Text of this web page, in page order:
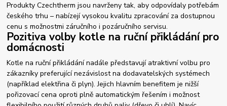
Produkty Czechtherm jsou navrženy tak, aby odpovídaly potřebám
českého trhu – nabízejí vysokou kvalitu zpracování za dostupnou
cenu s možnostmi záručního i pozáručního servisu.
Pozitiva volby kotle na ruční přikládání pro
domácnosti
Kotle na ruční přikládání nadále představují atraktivní volbu pro
zákazníky preferující nezávislost na dodavatelských systémech
(například elektřina či plyn). Jejich hlavním benefitem je nižší
pořizovací cena oproti plně automatickým řešením i možnost